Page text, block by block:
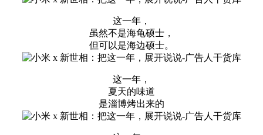
这一年，
虽然不是海龟硕士，
但可以是海边硕士。
这一年，
夏天的味道
是淄博烤出来的